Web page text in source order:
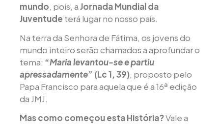
mundo, pois, aJornada Mundial da
Juventude terá lugar no nosso país.
Na terra da Senhora de Fátima, os jovens do
mundo inteiro serão chamados a aprofundar o
tema: “Maria levantou-se e partiu
apressadamente” (Lc 1, 39), proposto pelo
Papa Francisco para aquela que é a 16ª edição
da JMJ.
Mas como começou esta História?Vale a